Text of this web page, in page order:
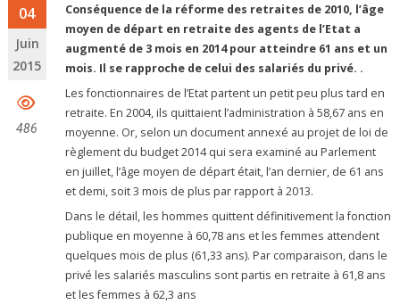
04
Juin
2015
486
Conséquence de la réforme des retraites de 2010, l’âge
moyen de départ en retraite des agents de l’Etat a
augmenté de 3 mois en 2014 pour atteindre 61 ans et un
mois. Il se rapproche de celui des salariés du privé. .
Les fonctionnaires de l’Etat partent un petit peu plus tard en
retraite. En 2004, ils quittaient l’administration à 58,67 ans en
moyenne. Or, selon un document annexé au projet de loi de
règlement du budget 2014 qui sera examiné au Parlement
en juillet, l’âge moyen de départ était, l’an dernier, de 61 ans
et demi, soit 3 mois de plus par rapport à 2013.
Dans le détail, les hommes quittent définitivement la fonction
publique en moyenne à 60,78 ans et les femmes attendent
quelques mois de plus (61,33 ans). Par comparaison, dans le
privé les salariés masculins sont partis en retraite à 61,8 ans
et les femmes à 62,3 ans